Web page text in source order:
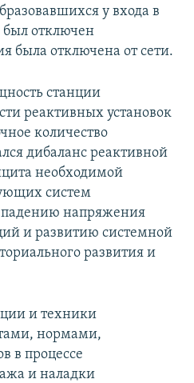
у входа в
был отключен
была отключена от сети.
станции
реактивных установок
количество
дибаланс реактивной
необходимой
систем
падению напряжения
и развитию системной
развития и
и техники
нормами,
в процессе
и наладки